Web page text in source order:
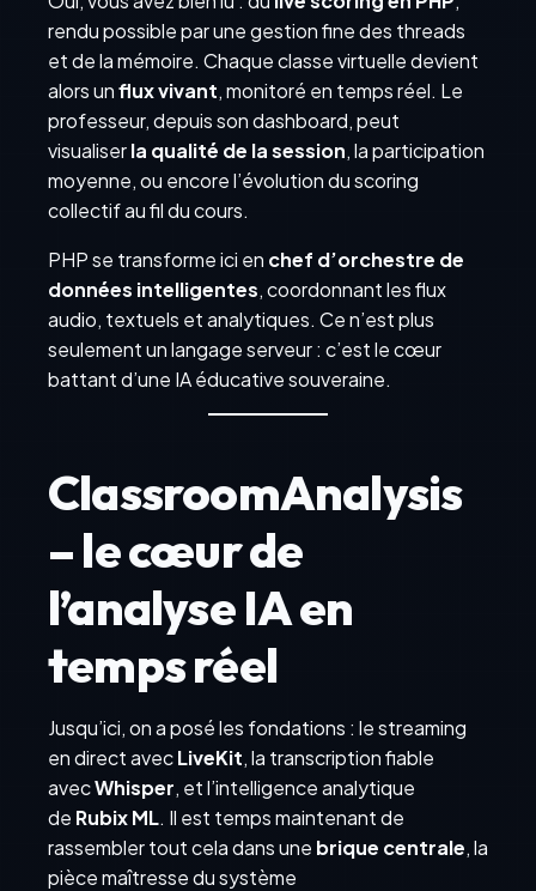
rendu possible par une gestion fine des threads
et de la mémoire. Chaque classe virtuelle devient
alors unflux vivant, monitoré en temps réel. Le
professeur, depuis son dashboard, peut
visualiserla qualité de la session, la participation
moyenne, ou encore l’évolution du scoring
collectif au fil du cours.
PHP se transforme ici en chef d’orchestre de
données intelligentes, coordonnant les flux
audio, textuels et analytiques. Ce n’est plus
seulement un langage serveur : c’est le cœur
battant d’une IA éducative souveraine.
ClassroomAnalysis
– le cœur de
l’analyse IA en
temps réel
Jusqu’ici, on a posé les fondations : le streaming
en direct avecLiveKit, la transcription fiable
avecWhisper, et l’intelligence analytique
de Rubix ML. Il est temps maintenant de
rassembler tout cela dans une brique centrale, la
pièce maîtresse du système